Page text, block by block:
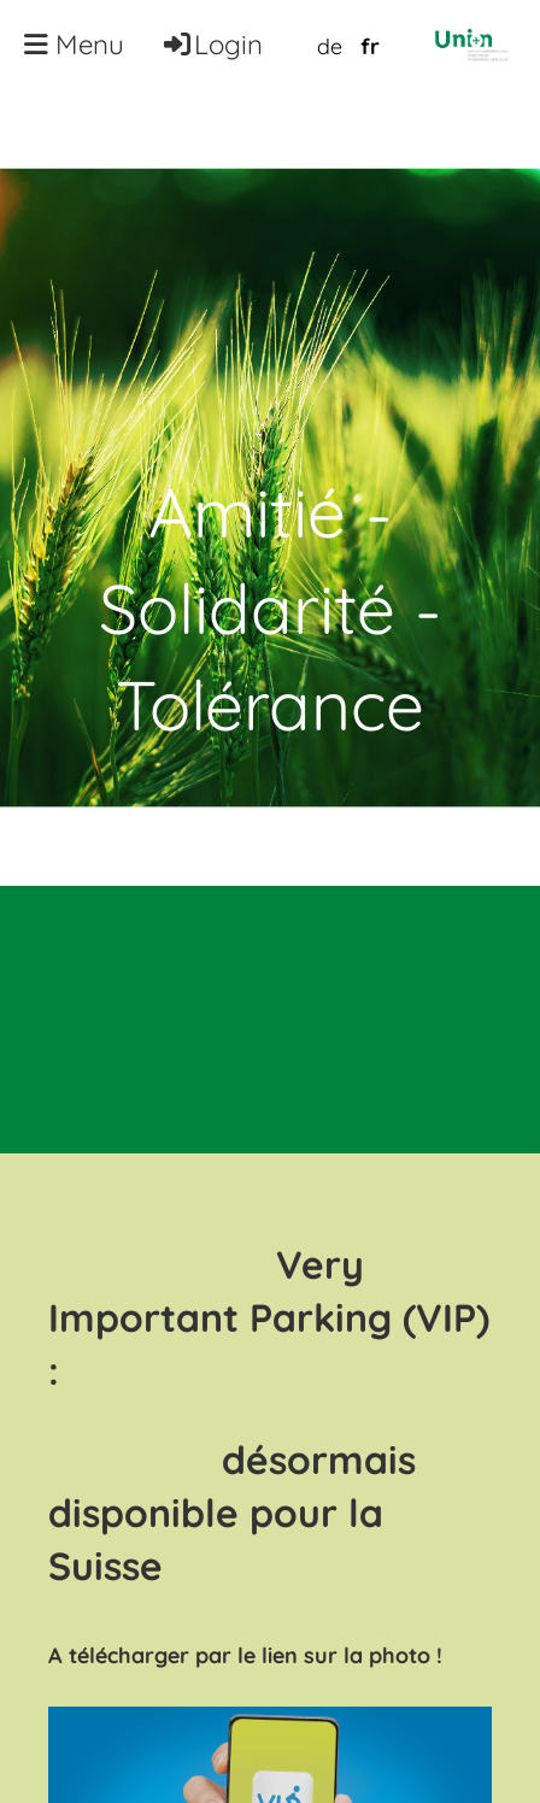
Login de fr
Menu
Amitié -
Solidarité -
Tolérance
Very
Important Parking (VIP)
:
désormais
disponible pour la
Suisse
A télécharger par le lien sur la photo !